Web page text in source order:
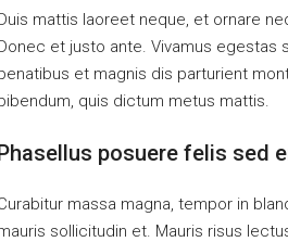
mattis laoreet neque, et ornare
et justo ante. Vivamus egestas
et magnis dis parturient
quis dictum metus mattis.
posuere felis sed
massa magna, tempor in
sollicitudin et. Mauris risus